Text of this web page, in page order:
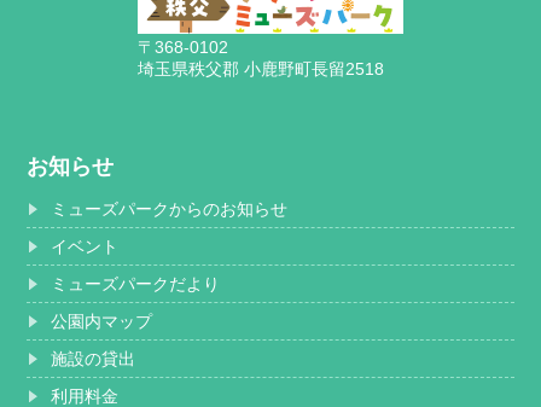
〒368-0102
埼玉県秩父郡 小鹿野町長留2518
お知らせ
ミューズパークからのお知らせ
イベント
ミューズパークだより
公園内マップ
施設の貸出
利用料金